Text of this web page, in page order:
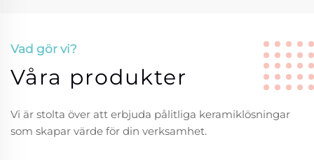
Vad gör vi?
Våra produkter
Vi är stolta över att erbjuda pålitliga keramiklösningar
som skapar värde för din verksamhet.